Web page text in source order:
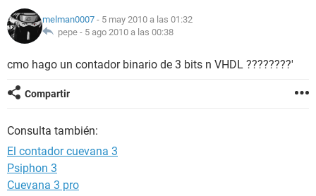
melman0007 - 5 may 2010 a las 01:32
pepe - 5 ago 2010 a las 00:38
cmo hago un contador binario de 3 bits n VHDL ????????'
Compartir
Consulta también:
El contador cuevana 3
Psiphon 3
Cuevana 3 pro